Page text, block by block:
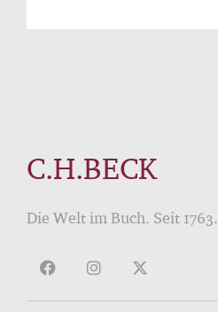
C.H.BECK
Die Welt im Buch. Seit 1763.